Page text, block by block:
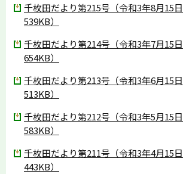
千枚田だより第215号（令和3年8月15
539KB）
千枚田だより第214号（令和3年7月15
654KB）
千枚田だより第213号（令和3年6月15
513KB）
千枚田だより第212号（令和3年5月15
583KB）
千枚田だより第211号（令和3年4月15
443KB）